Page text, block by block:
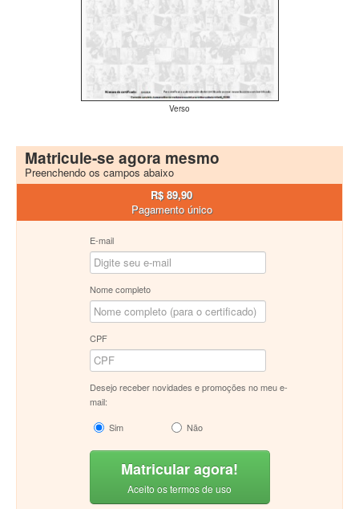
Verso
Matricule-se agora mesmo
Preenchendo os campos abaixo
R$ 89,90
Pagamento único
E-mail
Nome completo
CPF
Desejo receber novidades e promoções no meu e-
mail:
Sim
Não
Matricular agora!
Aceito os termos de uso